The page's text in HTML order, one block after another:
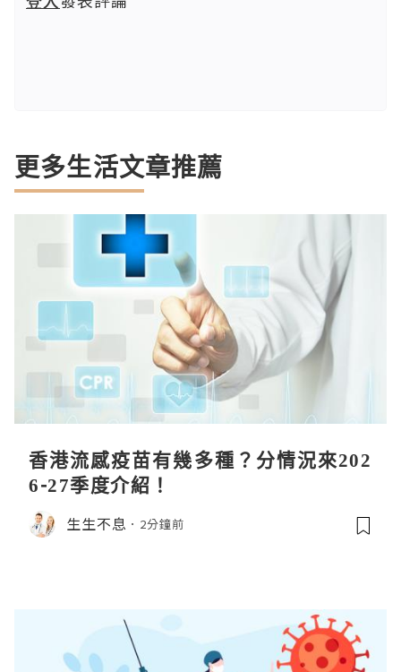
更多生活文章推薦
香港流感疫苗有幾多種？分情況來202
6-27季度介紹！
生生不息 2分鐘前